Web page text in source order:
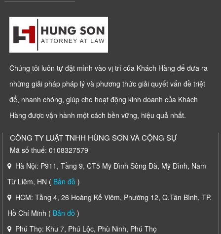
Chúng tôi luôn tự đặt mình vào vị trí của Khách Hàng để đưa ra
những giải pháp pháp lý và phương thức giải quyết vấn đề triệt
để, nhanh chóng, giúp cho hoạt động kinh doanh của Khách
Hàng được vận hành một cách bền vững, hiệu quả nhất.
CÔNG TY LUẬT TNHH HÙNG SƠN VÀ CỘNG SỰ
Mã số thuế: 0108327579
Hà Nội: P911, Tầng 9, CT5 Mỹ Đình Sông Đà, Mỹ Đình, Nam
Từ Liêm, HN ( Bản đồ )
HCM: Tầng 4, 26 Hoàng Kế Viêm, Phường 12, Q.Tân Bình, TP.
Hồ Chí Minh ( Bản đồ )
Phú Thọ: Khu 7, Phú Lộc, Phù Ninh, Phú Thọ